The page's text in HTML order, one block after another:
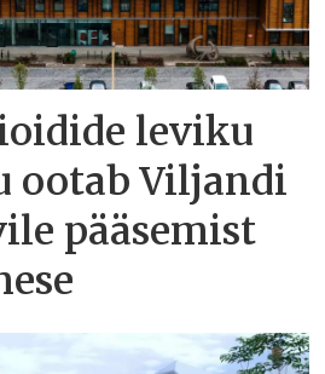
leviku
ootab Viljandi
pääsemist